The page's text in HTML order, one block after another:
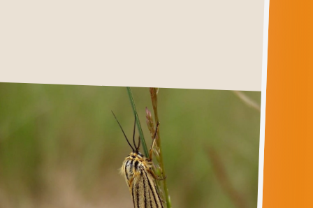
Geel
grasbeertje